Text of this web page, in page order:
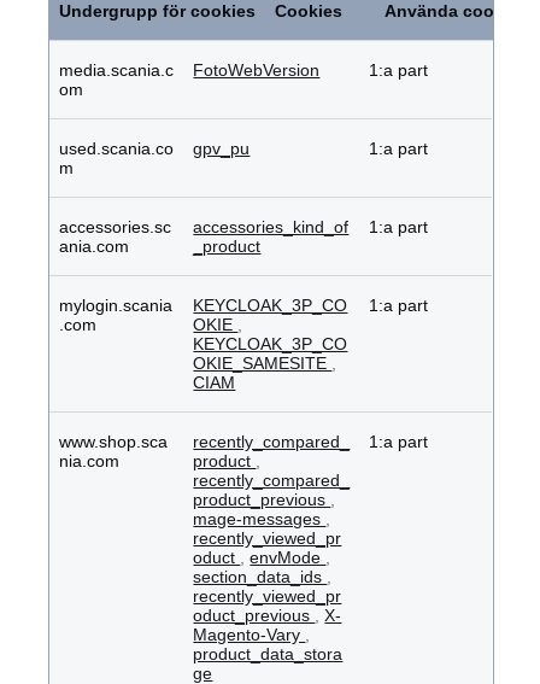
Undergrupp för cookies Cookies Använda cookies
media.scania.c
om
FotoWebVersion 1:a part
used.scania.co
m
gpv_pu 1:a part
accessories.sc
ania.com
accessories_kind_of
_product
1:a part
mylogin.scania
.com
KEYCLOAK_3P_CO
OKIE
KEYCLOAK_3P_CO
OKIE_SAMESITE
CIAM
1:a part
www.shop.sca
nia.com
recently_compared_
product
recently_compared_
product_previous
mage-messages
recently_viewed_pr
oduct
,envMode
section_data_ids
recently_viewed_pr
oduct_previous
,X-
Magento-Vary
product_data_stora
ge
1:a part